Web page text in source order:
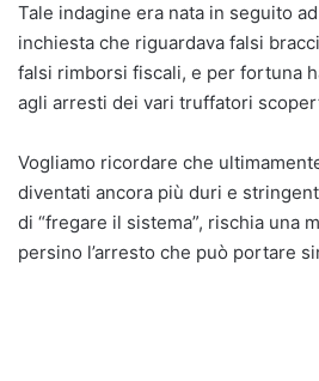
Tale indagine era nata in seguito
inchiesta che riguardava falsi
falsi rimborsi fiscali, e per fortuna
agli arresti dei vari truffatori
Vogliamo ricordare che
diventati ancora più duri e
di “fregare il sistema”, rischia una
persino l’arresto che può portare